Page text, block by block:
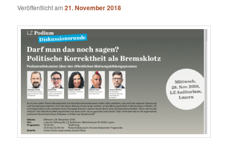
Veröffentlicht am21. November 2018